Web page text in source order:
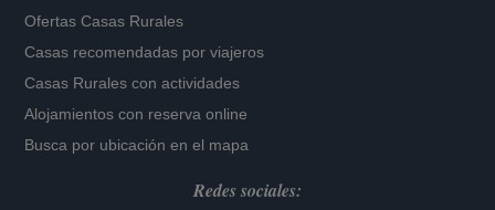
Ofertas Casas Rurales
Casas recomendadas por viajeros
Casas Rurales con actividades
Alojamientos con reserva online
Busca por ubicación en el mapa
Redes sociales: